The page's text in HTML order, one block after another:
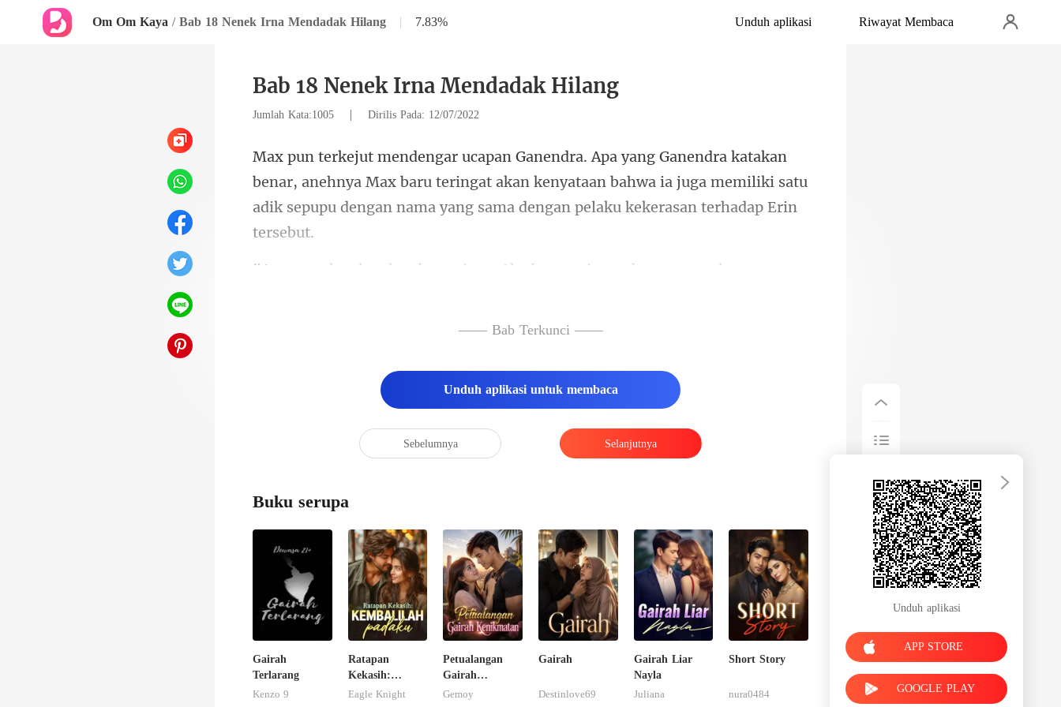
Om Om Kaya / Bab 18 Nenek Irna Mendadak Hilang | 7.83% Unduh aplikasi Riwayat Membaca
Bab 18 Nenek Irna Mendadak Hilang
Jumlah Kata:1005 | Dirilis Pada: 12/07/2022
, anehnya Max baru teringat akan kenyataan bahwa ia juga memiliki satu
adik
ru teringat dengan cucu kesayangan
—— Bab Terkunci ——
Unduh aplikasi untuk membaca
Sebelumnya Selanjutnya
Buku serupa
Gairah
Terlarang
Kenzo 9
Ratapan
Kekasih:
Kembalilah
Eagle Knight
Petualangan
Gairah
Kenikmatan
Gemoy
Gairah
Destinlove69
Gairah Liar
Nayla
Juliana
Short Story
nura0484
Unduh aplikasi
APP STORE
GOOGLE PLAY